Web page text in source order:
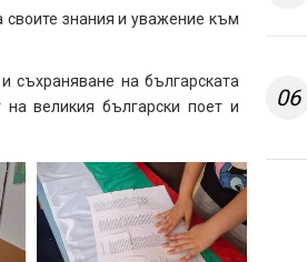
своите знания и уважение към
съхраняване на българската
великия български поет и
06